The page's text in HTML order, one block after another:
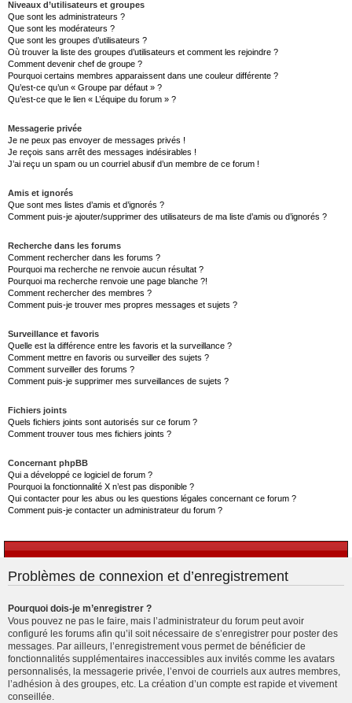
Niveaux d’utilisateurs et groupes
Que sont les administrateurs ?
Que sont les modérateurs ?
Que sont les groupes d’utilisateurs ?
Où trouver la liste des groupes d’utilisateurs et comment les rejoindre ?
Comment devenir chef de groupe ?
Pourquoi certains membres apparaissent dans une couleur différente ?
Qu’est-ce qu’un « Groupe par défaut » ?
Qu’est-ce que le lien « L’équipe du forum » ?
Messagerie privée
Je ne peux pas envoyer de messages privés !
Je reçois sans arrêt des messages indésirables !
J’ai reçu un spam ou un courriel abusif d’un membre de ce forum !
Amis et ignorés
Que sont mes listes d’amis et d’ignorés ?
Comment puis-je ajouter/supprimer des utilisateurs de ma liste d’amis ou d’ignorés ?
Recherche dans les forums
Comment rechercher dans les forums ?
Pourquoi ma recherche ne renvoie aucun résultat ?
Pourquoi ma recherche renvoie une page blanche ?!
Comment rechercher des membres ?
Comment puis-je trouver mes propres messages et sujets ?
Surveillance et favoris
Quelle est la différence entre les favoris et la surveillance ?
Comment mettre en favoris ou surveiller des sujets ?
Comment surveiller des forums ?
Comment puis-je supprimer mes surveillances de sujets ?
Fichiers joints
Quels fichiers joints sont autorisés sur ce forum ?
Comment trouver tous mes fichiers joints ?
Concernant phpBB
Qui a développé ce logiciel de forum ?
Pourquoi la fonctionnalité X n’est pas disponible ?
Qui contacter pour les abus ou les questions légales concernant ce forum ?
Comment puis-je contacter un administrateur du forum ?
Problèmes de connexion et d’enregistrement
Pourquoi dois-je m’enregistrer ?
Vous pouvez ne pas le faire, mais l’administrateur du forum peut avoir
configuré les forums afin qu’il soit nécessaire de s’enregistrer pour poster des
messages. Par ailleurs, l’enregistrement vous permet de bénéficier de
fonctionnalités supplémentaires inaccessibles aux invités comme les avatars
personnalisés, la messagerie privée, l’envoi de courriels aux autres membres,
l’adhésion à des groupes, etc. La création d’un compte est rapide et vivement
conseillée.